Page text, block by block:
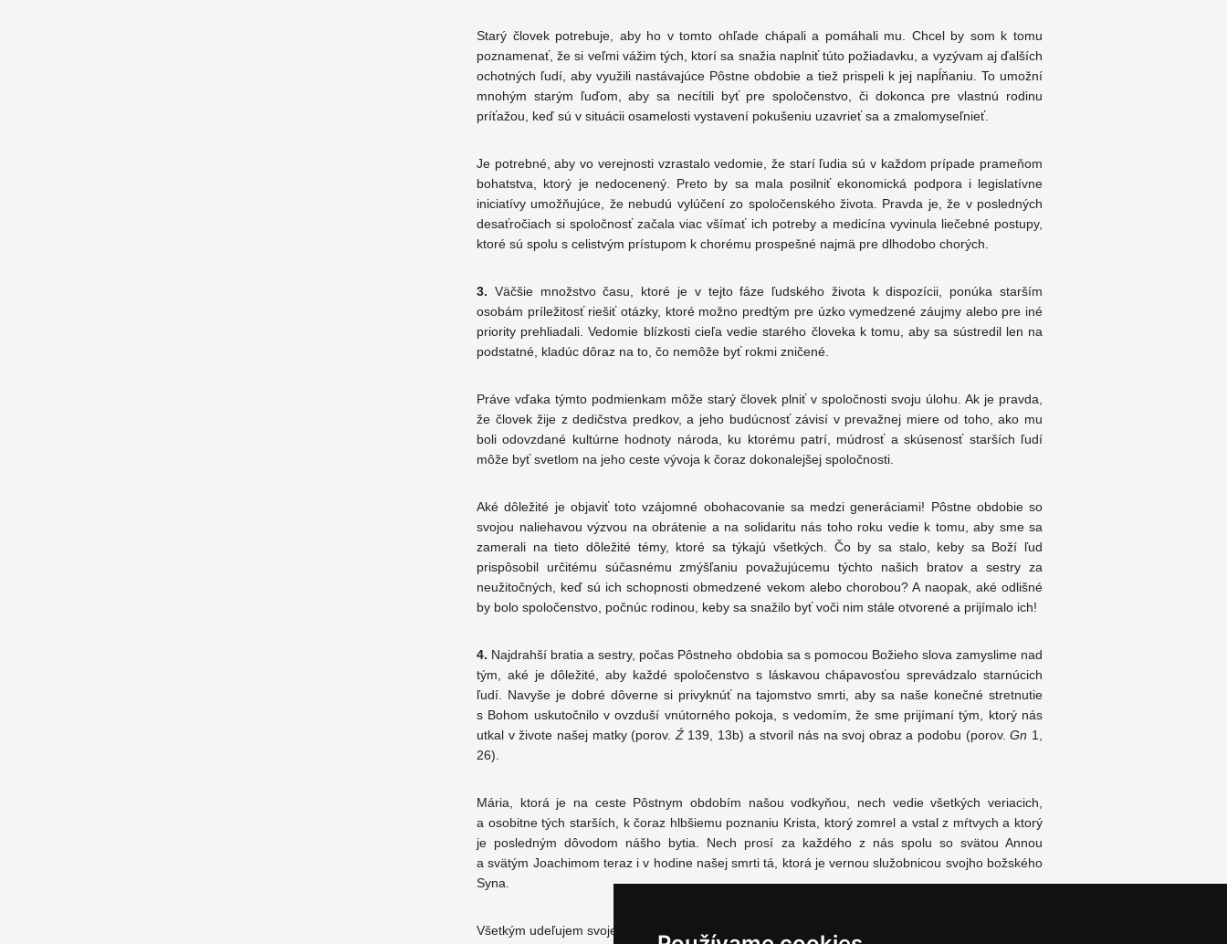
Starý človek potrebuje, aby ho v tomto ohľade chápali a pomáhali mu. Chcel by som k tomu
poznamenať, že si veľmi vážim tých, ktorí sa snažia naplniť túto požiadavku, a vyzývam aj ďalších
ochotných ľudí, aby využili nastávajúce Pôstne obdobie a tiež prispeli k jej napĺňaniu. To umožní
mnohým starým ľuďom, aby sa necítili byť pre spoločenstvo, či dokonca pre vlastnú rodinu
príťažou, keď sú v situácii osamelosti vystavení pokušeniu uzavrieť sa a zmalomyseľnieť.
Je potrebné, aby vo verejnosti vzrastalo vedomie, že starí ľudia sú v každom prípade prameňom
bohatstva, ktorý je nedocenený. Preto by sa mala posilniť ekonomická podpora i legislatívne
iniciatívy umožňujúce, že nebudú vylúčení zo spoločenského života. Pravda je, že v posledných
desaťročiach si spoločnosť začala viac všímať ich potreby a medicína vyvinula liečebné postupy,
ktoré sú spolu s celistvým prístupom k chorému prospešné najmä pre dlhodobo chorých.
3. Väčšie množstvo času, ktoré je v tejto fáze ľudského života k dispozícii, ponúka starším
osobám príležitosť riešiť otázky, ktoré možno predtým pre úzko vymedzené záujmy alebo pre iné
priority prehliadali. Vedomie blízkosti cieľa vedie starého človeka k tomu, aby sa sústredil len na
podstatné, kladúc dôraz na to, čo nemôže byť rokmi zničené.
Práve vďaka týmto podmienkam môže starý človek plniť v spoločnosti svoju úlohu. Ak je pravda,
že človek žije z dedičstva predkov, a jeho budúcnosť závisí v prevažnej miere od toho, ako mu
boli odovzdané kultúrne hodnoty národa, ku ktorému patrí, múdrosť a skúsenosť starších ľudí
môže byť svetlom na jeho ceste vývoja k čoraz dokonalejšej spoločnosti.
Aké dôležité je objaviť toto vzájomné obohacovanie sa medzi generáciami! Pôstne obdobie so
svojou naliehavou výzvou na obrátenie a na solidaritu nás toho roku vedie k tomu, aby sme sa
zamerali na tieto dôležité témy, ktoré sa týkajú všetkých. Čo by sa stalo, keby sa Boží ľud
prispôsobil určitému súčasnému zmýšľaniu považujúcemu týchto našich bratov a sestry za
neužitočných, keď sú ich schopnosti obmedzené vekom alebo chorobou? A naopak, aké odlišné
by bolo spoločenstvo, počnúc rodinou, keby sa snažilo byť voči nim stále otvorené a prijímalo ich!
4. Najdrahší bratia a sestry, počas Pôstneho obdobia sa s pomocou Božieho slova zamyslime nad
tým, aké je dôležité, aby každé spoločenstvo s láskavou chápavosťou sprevádzalo starnúcich
ľudí. Navyše je dobré dôverne si privyknúť na tajomstvo smrti, aby sa naše konečné stretnutie
s Bohom uskutočnilo v ovzduší vnútorného pokoja, s vedomím, že sme prijímaní tým, ktorý nás
utkal v živote našej matky (porov. Ź 139, 13b) a stvoril nás na svoj obraz a podobu (porov.Gn 1,
26).
Mária, ktorá je na ceste Pôstnym obdobím našou vodkyňou, nech vedie všetkých veriacich,
a osobitne tých starších, k čoraz hlbšiemu poznaniu Krista, ktorý zomrel a vstal z mŕtvych a ktorý
je posledným dôvodom nášho bytia. Nech prosí za každého z nás spolu so svätou Annou
a svätým Joachimom teraz i v hodine našej smrti tá, ktorá je vernou služobnicou svojho božského
Syna.
Všetkým udeľujem svoje požehnanie!